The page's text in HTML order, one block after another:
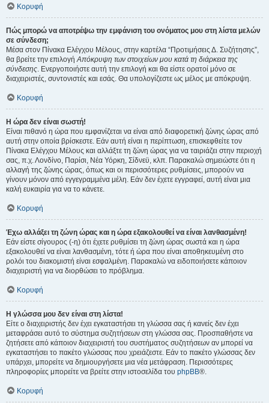
Κορυφή
Πώς μπορώ να αποτρέψω την εμφάνιση του ονόματος μου στη λίστα μελών
σε σύνδεση;
Μέσα στον Πίνακα Ελέγχου Μέλους, στην καρτέλα “Προτιμήσεις Δ. Συζήτησης”,
θα βρείτε την επιλογήΑπόκρυψη των στοιχείων μου κατά τη διάρκεια της
σύνδεσης. Ενεργοποιήστε αυτή την επιλογή και θα είστε ορατοί μόνο σε
διαχειριστές, συντονιστές και εσάς. Θα υπολογίζεστε ως μέλος με απόκρυψη.
Κορυφή
Η ώρα δεν είναι σωστή!
Είναι πιθανό η ώρα που εμφανίζεται να είναι από διαφορετική ζώνης ώρας από
αυτή στην οποία βρίσκεστε. Εάν αυτή είναι η περίπτωση, επισκεφθείτε τον
Πίνακα Ελέγχου Μέλους και αλλάξτε τη ζώνη ώρας για να ταιριάζει στην περιοχή
σας, π.χ. Λονδίνο, Παρίσι, Νέα Υόρκη, Σίδνεϋ, κλπ. Παρακαλώ σημειώστε ότι η
αλλαγή της ζώνης ώρας, όπως και οι περισσότερες ρυθμίσεις, μπορούν να
γίνουν μόνον από εγγεγραμμένα μέλη. Εάν δεν έχετε εγγραφεί, αυτή είναι μια
καλή ευκαιρία για να το κάνετε.
Κορυφή
Έχω αλλάξει τη ζώνη ώρας και η ώρα εξακολουθεί να είναι λανθασμένη!
Εάν είστε σίγουρος (-η) ότι έχετε ρυθμίσει τη ζώνη ώρας σωστά και η ώρα
εξακολουθεί να είναι λανθασμένη, τότε ή ώρα που είναι αποθηκευμένη στο
ρολόι του διακομιστή είναι εσφαλμένη. Παρακαλώ να ειδοποιήσετε κάποιον
διαχειριστή για να διορθώσει το πρόβλημα.
Κορυφή
Η γλώσσα μου δεν είναι στη λίστα!
Είτε ο διαχειριστής δεν έχει εγκαταστήσει τη γλώσσα σας ή κανείς δεν έχει
μεταφράσει αυτό το σύστημα συζητήσεων στη γλώσσα σας. Προσπαθήστε να
ζητήσετε από κάποιον διαχειριστή του συστήματος συζητήσεων αν μπορεί να
εγκαταστήσει το πακέτο γλώσσας που χρειάζεστε. Εάν το πακέτο γλώσσας δεν
υπάρχει, μπορείτε να δημιουργήσετε μια νέα μετάφραση. Περισσότερες
πληροφορίες μπορείτε να βρείτε στην ιστοσελίδα του phpBB®.
Κορυφή